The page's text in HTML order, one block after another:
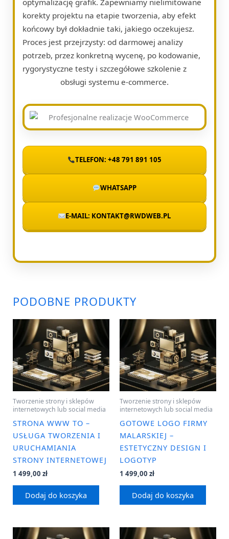
korekty projektu na etapie tworzenia, aby efekt
końcowy był dokładnie taki, jakiego oczekujesz.
Proces jest przejrzysty: od darmowej analizy
potrzeb, przez konkretną wycenę, po kodowanie,
rygorystyczne testy i szczegółowe szkolenie z
obsługi systemu e-commerce.
TELEFON: +48 791 891 105
WHATSAPP
E-MAIL: KONTAKT@RWDWEB.PL
PODOBNE PRODUKTY
Tworzenie strony i sklepów
internetowych lub social media
STRONA WWW TO –
USŁUGA TWORZENIA I
URUCHAMIANIA
STRONY INTERNETOWEJ
1 499,00 zł
Dodaj do koszyka
Tworzenie strony i sklepów
internetowych lub social media
GOTOWE LOGO FIRMY
MALARSKIEJ –
ESTETYCZNY DESIGN I
LOGOTYP
1 499,00 zł
Dodaj do koszyka